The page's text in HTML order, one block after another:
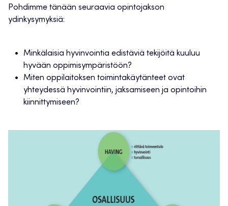
Pohdimme tänään seuraavia opintojakson
ydinkysymyksiä:
Minkälaisia hyvinvointia edistäviä tekijöitä kuuluu
hyvään oppimisympäristöön?
Miten oppilaitoksen toimintakäytänteet ovat
yhteydessä hyvinvointiin, jaksamiseen ja opintoihin
kiinnittymiseen?